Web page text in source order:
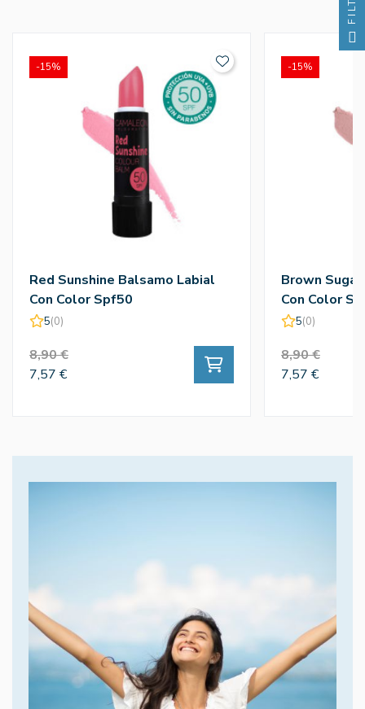
Red Sunshine Balsamo Labial
Con Color Spf50
5(0)
8,90 €
7,57 €
-15%
Brown
Con Color
5(0)
8,90 €
7,57 €
-15%